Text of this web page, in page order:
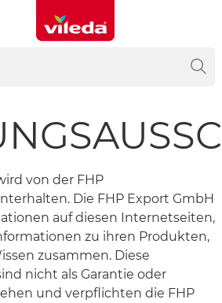
von der FHP
Die FHP Export GmbH
auf diesen Internetseiten,
zu ihren Produkten,
zusammen. Diese
nicht als Garantie oder
und verpflichten die FHP